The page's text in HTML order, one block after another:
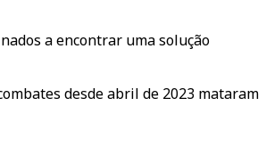
a encontrar uma solução
desde abril de 2023 mataram